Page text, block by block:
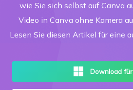
wie Sie sich selbst auf Canva
Video in Canva ohne Kamera
Lesen Sie diesen Artikel für eine
Download